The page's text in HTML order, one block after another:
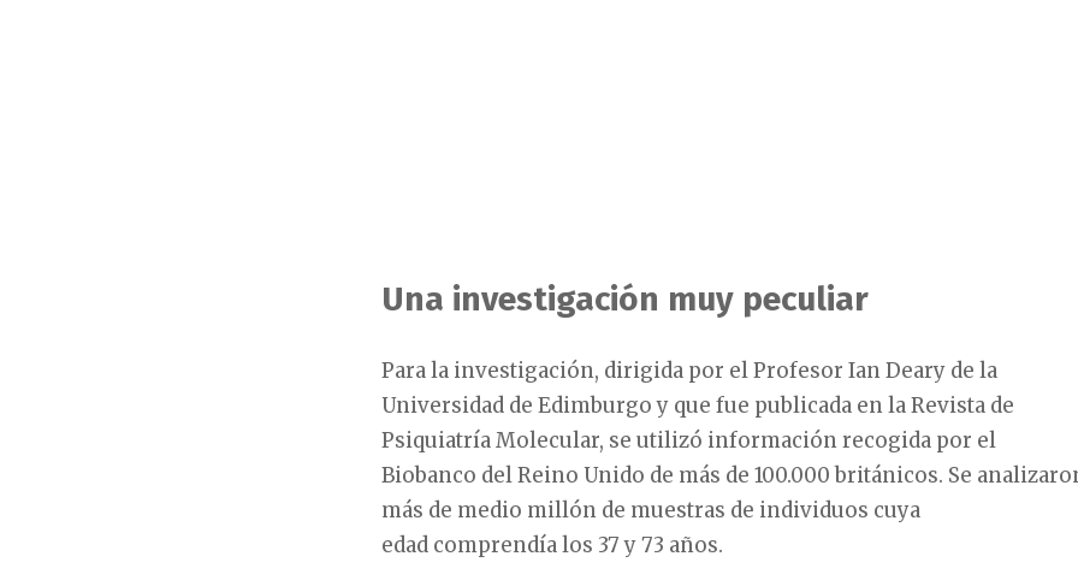
Una investigación muy peculiar
Para la investigación, dirigida por el Profesor Ian Deary de la
Universidad de Edimburgo y que fue publicada en la Revista de
Psiquiatría Molecular, se utilizó información recogida por el
Biobanco del Reino Unido de más de 100.000 británicos. Se
más de medio millón de muestras de individuos cuya
edad comprendía los 37 y 73 años.